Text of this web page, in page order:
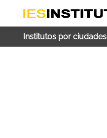
Institutos por ciudades